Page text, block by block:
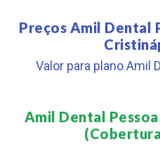
Preços Amil Dental
Valor para plano Amil
Amil Dental